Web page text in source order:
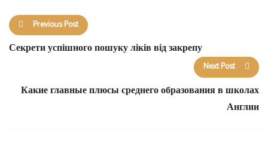
Previous Post
Секрети успішного пошуку ліків від закрепу
Next Post
Какие главные плюсы среднего образования в школах
Англии